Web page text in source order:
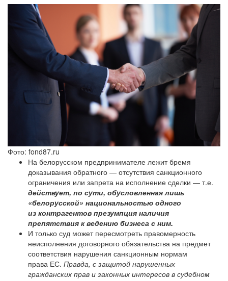
Фото: fond87.ru
На белорусском предпринимателе лежит бремя
доказывания обратного — отсутствия санкционного
ограничения или запрета на исполнение сделки — т.е.
действует, по сути, обусловленная лишь
«белорусской» национальностью одного
из контрагентов презумпция наличия
препятствия к ведению бизнеса с ним.
И только суд может пересмотреть правомерность
неисполнения договорного обязательства на предмет
соответствия нарушения санкционным нормам
права ЕС. Правда, с защитой нарушенных
гражданских прав и законных интересов в судебном